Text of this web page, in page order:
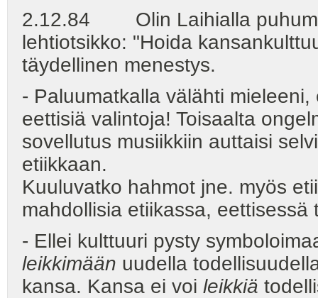
2.12.84 Olin Laihialla
lehtiotsikko: "Hoida
täydellinen menestys.
- Paluumatkalla välähti
eettisiä valintoja! Toisaalta
sovellutus musiikkiin auttaisi
etiikkaan.
Kuuluvatko hahmot jne. myös
mahdollisia etiikassa, eettisessä
- Ellei kulttuuri pysty
leikkimään uudella
kansa. Kansa ei voi leikkiä